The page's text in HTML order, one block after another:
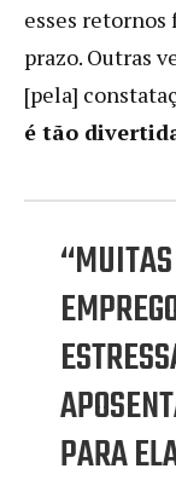
esses retornos
prazo. Outras
[pela]
é tão
PARA